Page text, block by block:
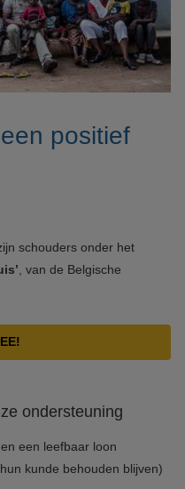
positief
schouders onder het
, van de Belgische
ondersteuning
een leefbaar loon
kunde behouden blijven)